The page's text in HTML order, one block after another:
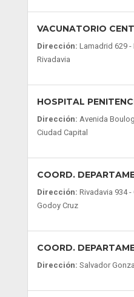
VACUNATORIO
Dirección: Lamadrid 629 -
Rivadavia
HOSPITAL
Dirección: Avenida
Ciudad Capital
COORD.
Dirección: Rivadavia 934
Godoy Cruz
COORD.
Dirección: Salvador